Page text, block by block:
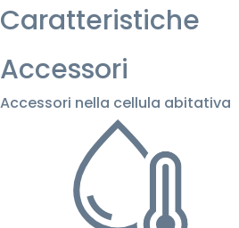
Caratteristiche
Accessori
Accessori nella cellula abitativa